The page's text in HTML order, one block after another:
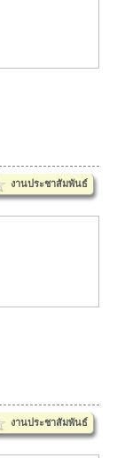
งานประชาสัมพันธ์
งานประชาสัมพันธ์